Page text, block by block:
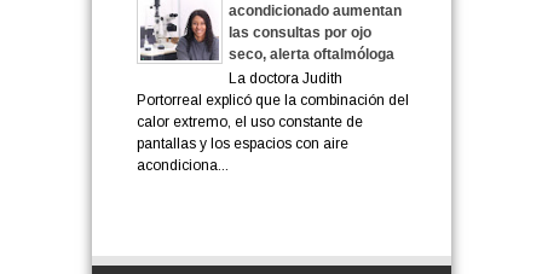
acondicionado aumentan
las consultas por ojo
seco, alerta oftalmóloga
La doctora Judith
Portorreal explicó que la combinación del
calor extremo, el uso constante de
pantallas y los espacios con aire
acondiciona...